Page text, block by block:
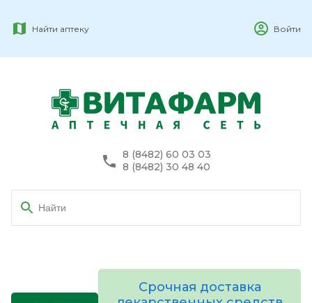
Найти аптеку Войти
8 (8482) 60 03 03
8 (8482) 30 48 40
Срочная доставка